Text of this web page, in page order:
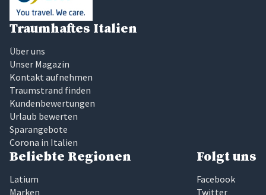
Traumhaftes Italien
Über uns
Unser Magazin
Kontakt aufnehmen
Traumstrand finden
Kundenbewertungen
Urlaub bewerten
Sparangebote
Corona in Italien
Beliebte Regionen
Latium
Marken
Folgt uns
Facebook
Twitter